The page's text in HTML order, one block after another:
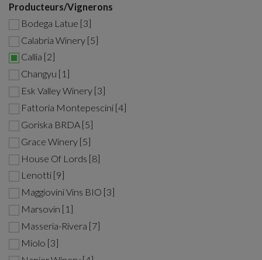
Producteurs/Vignerons
Bodega Latue [3]
Calabria Winery [5]
Callia [2]
Changyu [1]
Esk Valley Winery [3]
Fattoria Montepescini [4]
Goriska BRDA [5]
Grace Winery [5]
House Of Lords [8]
Lenotti [9]
Maggiovini Vins BIO [3]
Marsovin [1]
Masseria-Rivera [7]
Miolo [3]